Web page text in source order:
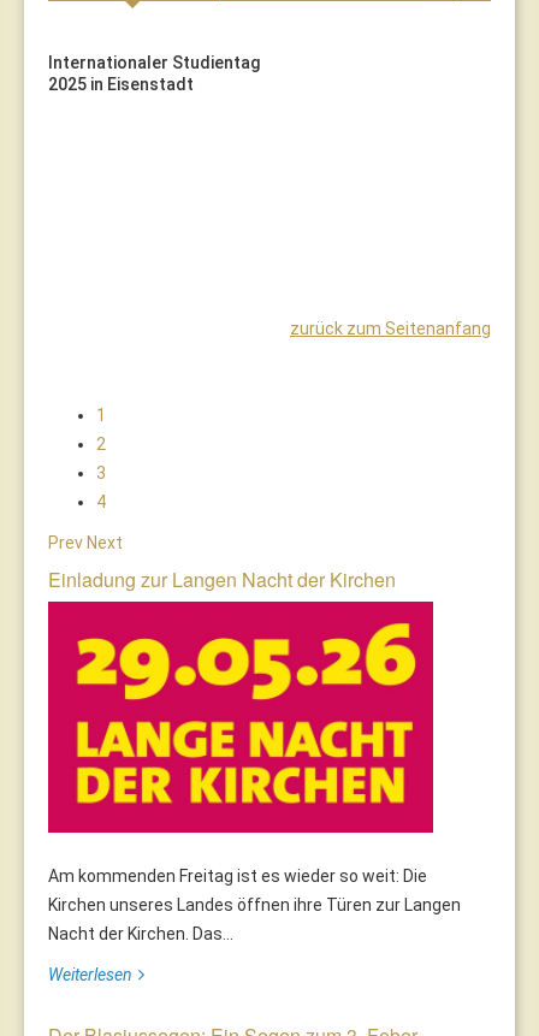
Internationaler Studientag
2025 in Eisenstadt
zurück zum Seitenanfang
1
2
3
4
Prev Next
Einladung zur Langen Nacht der Kirchen
Am kommenden Freitag ist es wieder so weit: Die
Kirchen unseres Landes öffnen ihre Türen zur Langen
Nacht der Kirchen. Das...
Weiterlesen